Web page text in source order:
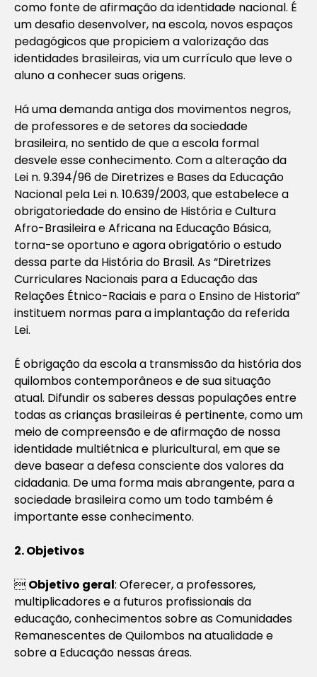
como fonte de afirmação da identidade nacional. É
um desafio desenvolver, na escola, novos espaços
pedagógicos que propiciem a valorização das
identidades brasileiras, via um currículo que leve o
aluno a conhecer suas origens.
Há uma demanda antiga dos movimentos negros,
de professores e de setores da sociedade
brasileira, no sentido de que a escola formal
desvele esse conhecimento. Com a alteração da
Lei n. 9.394/96 de Diretrizes e Bases da Educação
Nacional pela Lei n. 10.639/2003, que estabelece a
obrigatoriedade do ensino de História e Cultura
Afro-Brasileira e Africana na Educação Básica,
torna-se oportuno e agora obrigatório o estudo
dessa parte da História do Brasil. As “Diretrizes
Curriculares Nacionais para a Educação das
Relações Étnico-Raciais e para o Ensino de Historia”
instituem normas para a implantação da referida
Lei.
É obrigação da escola a transmissão da história dos
quilombos contemporâneos e de sua situação
atual. Difundir os saberes dessas populações entre
todas as crianças brasileiras é pertinente, como um
meio de compreensão e de afirmação de nossa
identidade multiétnica e pluricultural, em que se
deve basear a defesa consciente dos valores da
cidadania. De uma forma mais abrangente, para a
sociedade brasileira como um todo também é
importante esse conhecimento.
2. Objetivos
 Objetivo geral: Oferecer, a professores,
multiplicadores e a futuros profissionais da
educação, conhecimentos sobre as Comunidades
Remanescentes de Quilombos na atualidade e
sobre a Educação nessas áreas.